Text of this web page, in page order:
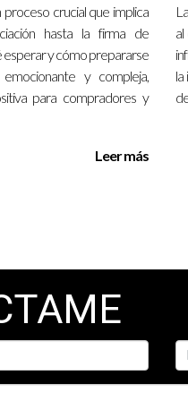
su agente inmobiliario. La
lo que estaban
un poco caótico debido a
quienes apreciaron
crucial que implica
hasta la firma de
esperar y cómo prepararse
y compleja,
para compradores y
Leer más